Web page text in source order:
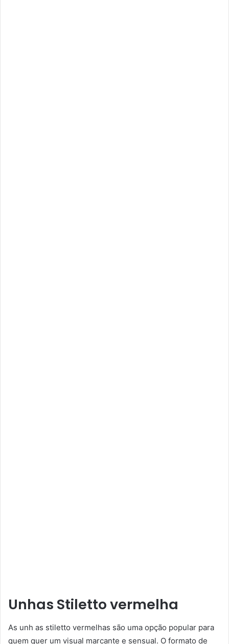
Unhas Stiletto vermelha
As unh as stiletto vermelhas são uma opção popular para
quem quer um visual marcante e sensual. O formato de